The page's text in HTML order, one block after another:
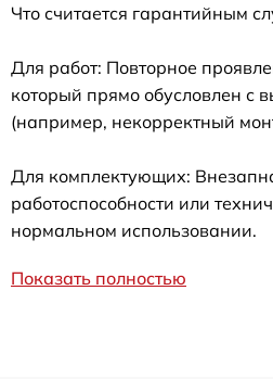
Что считается гарантийным
Для работ: Повторное
который прямо обусловлен с
(например, некорректный
Для комплектующих:
работоспособности или
нормальном использовании.
Показать полностью